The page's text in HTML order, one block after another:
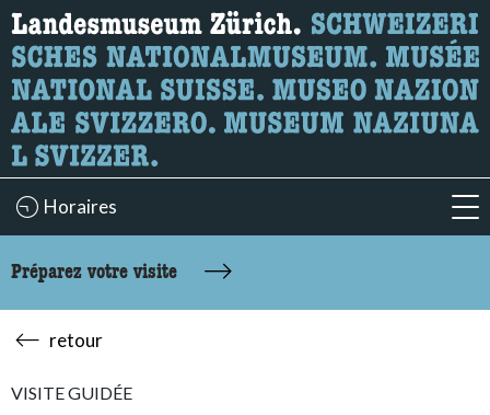
Recherche
Ici, vous pouvez rechercher le contenu de la page.
Horaires
Préparez votre visite
retour
VISITE GUIDÉE